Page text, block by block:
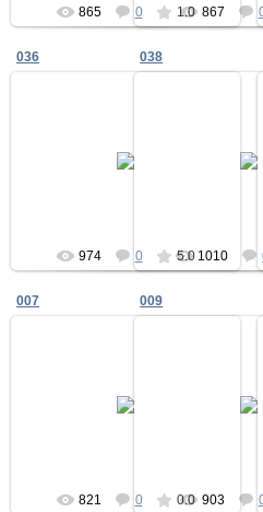
865 0 1.0 867
036
974 0 5.0
038
1010
007
821 0 0.0
009
903